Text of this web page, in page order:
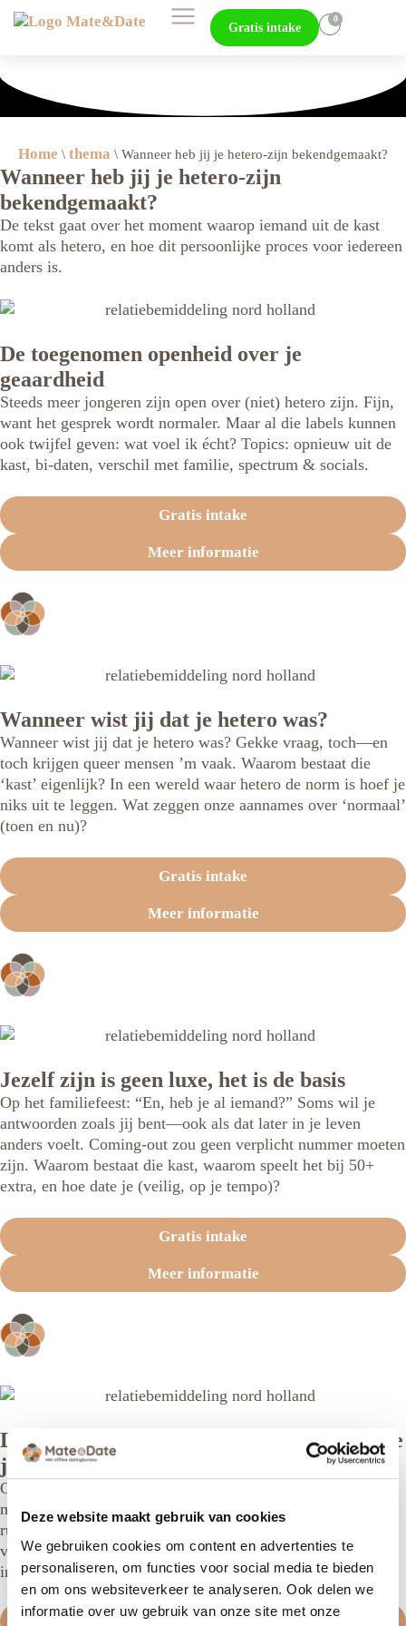
Deze website maakt gebruik van cookies
We gebruiken cookies om content en advertenties te
personaliseren, om functies voor social media te bieden
en om ons websiteverkeer te analyseren. Ook delen we
informatie over uw gebruik van onze site met onze
Gratis intake
0
Home \ thema \ Wanneer heb jij je hetero-zijn bekendgemaakt?
Wanneer heb jij je hetero-zijn
bekendgemaakt?
De tekst gaat over het moment waarop iemand uit de kast
komt als hetero, en hoe dit persoonlijke proces voor iedereen
anders is.
De toegenomen openheid over je
geaardheid
Steeds meer jongeren zijn open over (niet) hetero zijn. Fijn,
want het gesprek wordt normaler. Maar al die labels kunnen
ook twijfel geven: wat voel ik écht? Topics: opnieuw uit de
kast, bi-daten, verschil met familie, spectrum & socials.
Gratis intake
Meer informatie
Wanneer wist jij dat je hetero was?
Wanneer wist jij dat je hetero was? Gekke vraag, toch—en
toch krijgen queer mensen ’m vaak. Waarom bestaat die
‘kast’ eigenlijk? In een wereld waar hetero de norm is hoef je
niks uit te leggen. Wat zeggen onze aannames over ‘normaal’
(toen en nu)?
Gratis intake
Meer informatie
Jezelf zijn is geen luxe, het is de basis
Op het familiefeest: “En, heb je al iemand?” Soms wil je
antwoorden zoals jij bent—ook als dat later in je leven
anders voelt. Coming-out zou geen verplicht nummer moeten
zijn. Waarom bestaat die kast, waarom speelt het bij 50+
extra, en hoe date je (veilig, op je tempo)?
Gratis intake
Meer informatie
Durf en blijf dromen, ook na je 65ste heb je
je fantasiën
Ook na je 65e heb je fantasieën—over haar, hem, meerdere
mensen, of iets buiten de hokjes. Vroeger was daar minder
ruimte voor, nu mag je kiezen wat bij jóu past. Laat
verwachtingen los, volg je verlangen met respect en
instemming. Durf te dromen, je bent niet “te oud”.